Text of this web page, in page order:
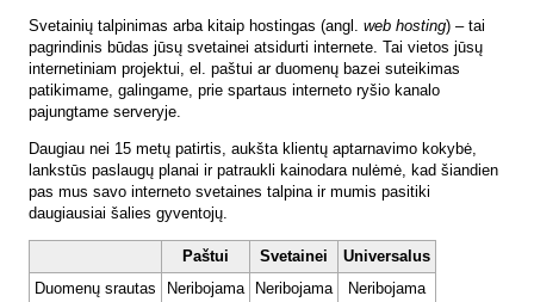
Svetainių talpinimas arba kitaip hostingas (angl. web hosting) – tai
pagrindinis būdas jūsų svetainei atsidurti internete. Tai vietos jūsų
internetiniam projektui, el. paštui ar duomenų bazei suteikimas
patikimame, galingame, prie spartaus interneto ryšio kanalo
pajungtame serveryje.
Daugiau nei 15 metų patirtis, aukšta klientų aptarnavimo kokybė,
lankstūs paslaugų planai ir patraukli kainodara nulėmė, kad šiandien
pas mus savo interneto svetaines talpina ir mumis pasitiki
daugiausiai šalies gyventojų.
Paštui Svetainei
Universalus
Duomenų srautas
Neribojama Neribojama
Neribojama